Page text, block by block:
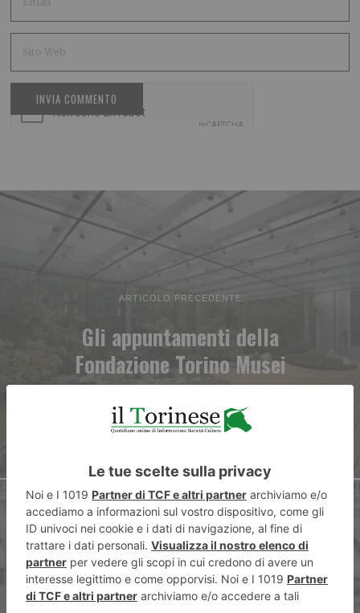
ARTICOLO PRECEDENTE
Gli appuntamenti della
Fondazione Torino Musei
ARTICOLO SUCCESSIVO